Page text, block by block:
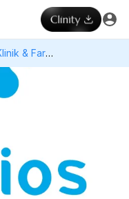
Intibios Lab, Klinik & Farmasi Bandung